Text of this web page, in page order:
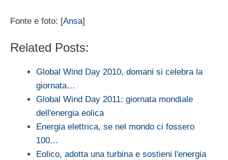
Fonte e foto: [Ansa]
Related Posts:
Global Wind Day 2010, domani si celebra la
giornata…
Global Wind Day 2011: giornata mondiale
dell'energia eolica
Energia elettrica, se nel mondo ci fossero
100…
Eolico, adotta una turbina e sostieni l'energia